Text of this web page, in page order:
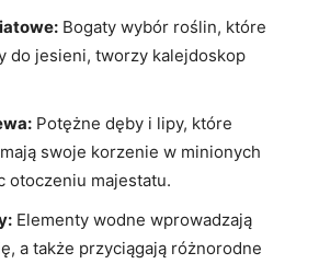
Bogaty wybór roślin, które
do jesieni, tworzy kalejdoskop
Potężne dęby i lipy, które
swoje korzenie w minionych
otoczeniu majestatu.
Elementy wodne wprowadzają
a także przyciągają różnorodne